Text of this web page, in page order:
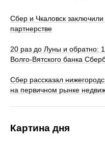
Сбер и Чкаловск
партнерстве
20 раз до Луны и обратно:
Волго-Вятского банка
Сбер рассказал
на первичном рынке
Картина дня